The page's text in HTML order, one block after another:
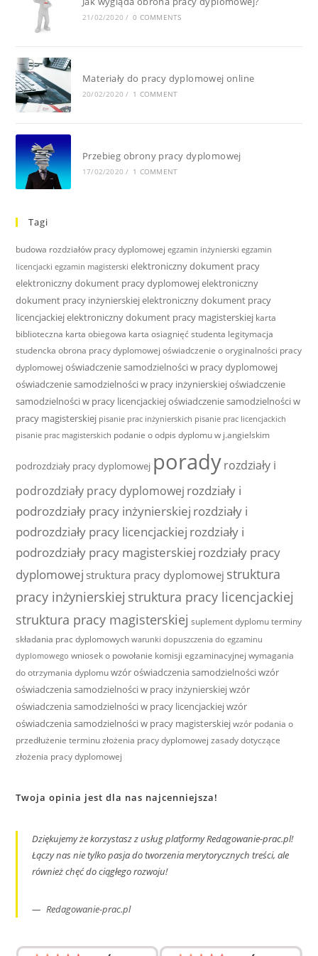
21/02/2020 / 0 COMMENTS
Materiały do pracy dyplomowej online
20/02/2020 / 1 COMMENT
Przebieg obrony pracy dyplomowej
17/02/2020 / 1 COMMENT
Tagi
budowa rozdziałów pracy dyplomowej egzamin inżynierski egzamin
licencjacki egzamin magisterski elektroniczny dokument pracy
elektroniczny dokument pracy dyplomowejelektroniczny
dokument pracy inżynierskiejelektroniczny dokument pracy
licencjackiejelektroniczny dokument pracy magisterskiej karta
biblioteczna karta obiegowa karta osiagnięć studenta legitymacja
studencka obrona pracy dyplomowej oświadczenie o oryginalności pracy
dyplomowej oświadczenie samodzielności w pracy dyplomowej
oświadczenie samodzielności w pracy inżynierskiejoświadczenie
samodzielności w pracy licencjackiejoświadczenie samodzielności w
pracy magisterskiej pisanie prac inżynierskich pisanie prac licencjackich
pisanie prac magisterskich podanie o odpis dyplomu w j.angielskim
podrozdziały pracy dyplomowej poradyrozdziały i
podrozdziały pracy dyplomowej rozdziały i
podrozdziały pracy inżynierskiej rozdziały i
podrozdziały pracy licencjackiej rozdziały i
podrozdziały pracy magisterskiej rozdziały pracy
dyplomowej struktura pracy dyplomowej struktura
pracy inżynierskiej struktura pracy licencjackiej
struktura pracy magisterskiej suplement dyplomu terminy
składania prac dyplomowych warunki dopuszczenia do egzaminu
dyplomowego wniosek o powołanie komisji egzaminacyjnej wymagania
do otrzymania dyplomu wzór oświadczenia samodzielnościwzór
oświadczenia samodzielności w pracy inżynierskiejwzór
oświadczenia samodzielności w pracy licencjackiejwzór
oświadczenia samodzielności w pracy magisterskiej wzór podania o
przedłużenie terminu złożenia pracy dyplomowej zasady dotyczące
złożenia pracy dyplomowej
Twoja opinia jest dla nas najcenniejsza!
Dziękujemy że korzystasz z usług platformy Redagowanie-prac.pl!
Łączy nas nie tylko pasja do tworzenia merytorycznych treści, ale
również chęć do ciągłego rozwoju!
Redagowanie-prac.pl